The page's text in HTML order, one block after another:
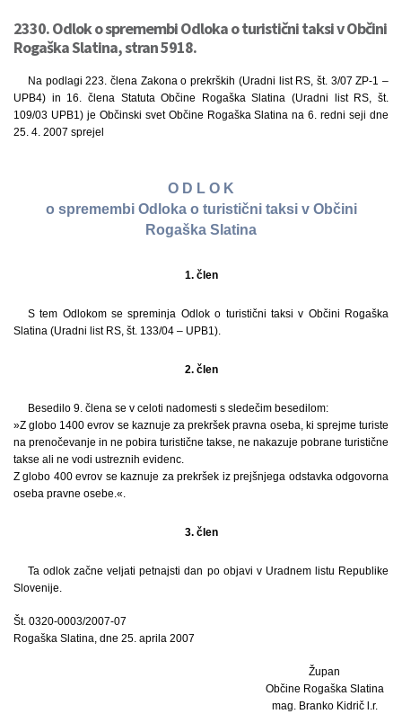
2330. Odlok o spremembi Odloka o turistični taksi v Občini
Rogaška Slatina, stran 5918.
Na podlagi 223. člena Zakona o prekrških (Uradni list RS, št. 3/07 ZP-1 –
UPB4) in 16. člena Statuta Občine Rogaška Slatina (Uradni list RS, št.
109/03 UPB1) je Občinski svet Občine Rogaška Slatina na 6. redni seji dne
25. 4. 2007 sprejel
O D L O K
o spremembi Odloka o turistični taksi v Občini
Rogaška Slatina
1. člen
S tem Odlokom se spreminja Odlok o turistični taksi v Občini Rogaška
Slatina (Uradni list RS, št. 133/04 – UPB1).
2. člen
Besedilo 9. člena se v celoti nadomesti s sledečim besedilom:
»Z globo 1400 evrov se kaznuje za prekršek pravna oseba, ki sprejme turiste
na prenočevanje in ne pobira turistične takse, ne nakazuje pobrane turistične
takse ali ne vodi ustreznih evidenc.
Z globo 400 evrov se kaznuje za prekršek iz prejšnjega odstavka odgovorna
oseba pravne osebe.«.
3. člen
Ta odlok začne veljati petnajsti dan po objavi v Uradnem listu Republike
Slovenije.
Št. 0320-0003/2007-07
Rogaška Slatina, dne 25. aprila 2007
Župan
Občine Rogaška Slatina
mag. Branko Kidrič l.r.